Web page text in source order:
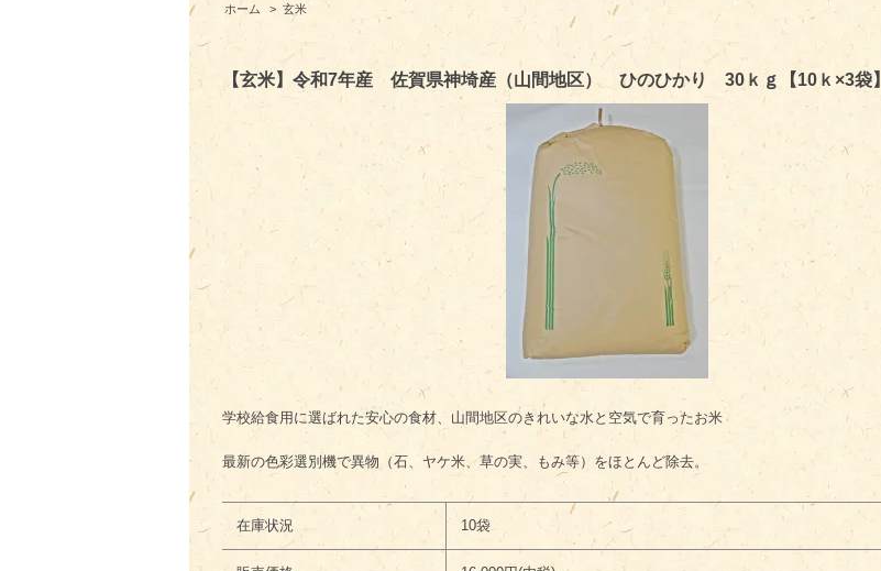
ホーム > 玄米
【玄米】令和7年産 佐賀県神埼産（山間地区） ひのひかり 30ｋｇ【10ｋ×3袋】
学校給食用に選ばれた安心の食材、山間地区のきれいな水と空気で育ったお米
最新の色彩選別機で異物（石、ヤケ米、草の実、もみ等）をほとんど除去。
在庫状況 10袋